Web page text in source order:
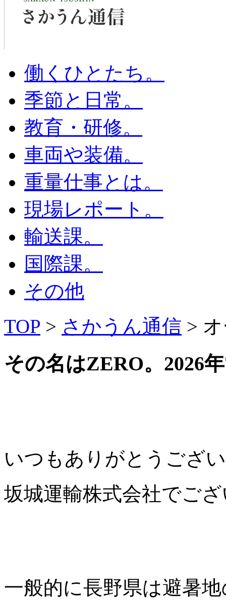
働くひとたち。
季節と日常。
教育・研修。
車両や装備。
重量仕事とは。
現場レポート。
輸送課。
国際課。
その他
TOP > さかうん通信 >
その名はZERO。 2026
いつもありがとうござ
坂城運輸株式会社でご
一般的に長野県は避暑